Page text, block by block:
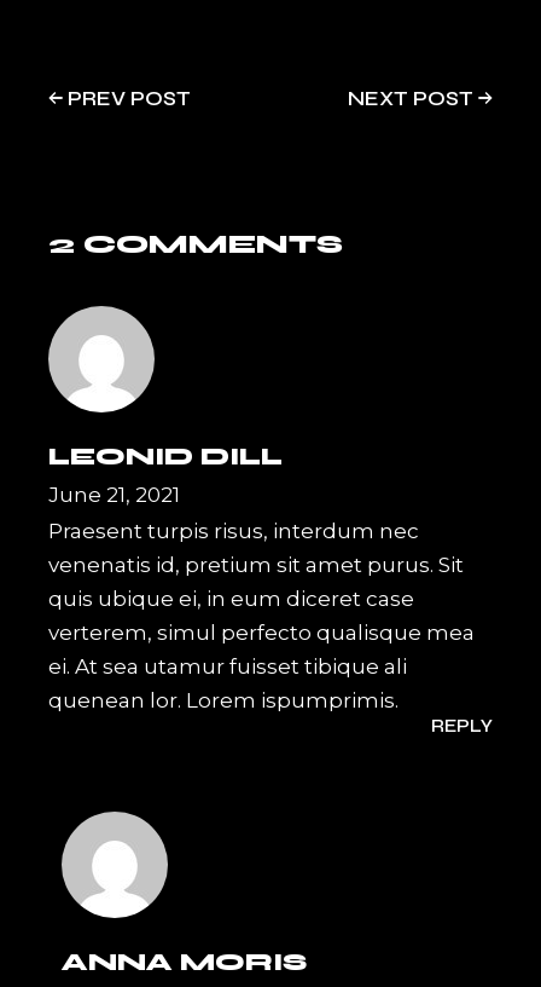
PREV POST NEXT POST
2 COMMENTS
LEONID DILL
June 21, 2021
Praesent turpis risus, interdum nec
venenatis id, pretium sit amet purus. Sit
quis ubique ei, in eum diceret case
verterem, simul perfecto qualisque mea
ei. At sea utamur fuisset tibique ali
quenean lor. Lorem ispumprimis.
REPLY
ANNA MORIS